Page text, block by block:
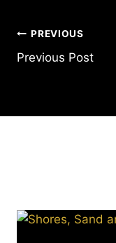
Post
PREVIOUS
Previous Post